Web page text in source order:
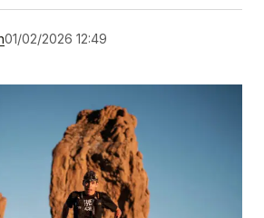
01/02/2026 12:49